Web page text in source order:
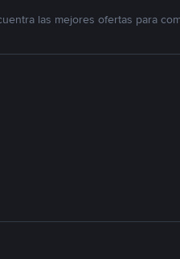
las mejores ofertas para